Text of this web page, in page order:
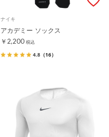
ナイキ
アカデミー ソックス
￥2,200 税込
4.8 （16）